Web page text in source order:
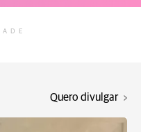
Quero divulgar